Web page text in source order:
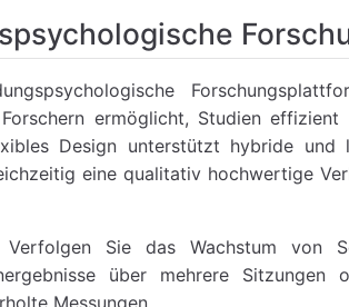
ermöglicht, Studien effizient
Design unterstützt hybride und
eine qualitativ hochwertige
Verfolgen Sie das Wachstum von
über mehrere Sitzungen
Messungen.